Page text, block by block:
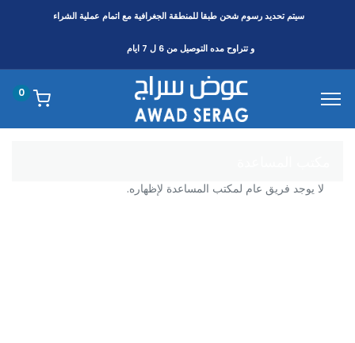
سيتم تحديد رسوم شحن طبقا للمنطقةالجغرافية مع اتمام عملية الشراء
و تتراوح مده التوصيل من 6 ل 7 ايام
0
لا يوجد فريق عام لمكتب المساعدة لإظهاره.